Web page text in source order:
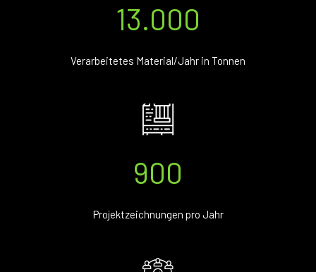
13.000
Verarbeitetes Material/Jahr in Tonnen
900
Projektzeichnungen pro Jahr